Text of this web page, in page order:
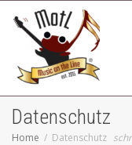
Datenschutz
Home Datenschutz